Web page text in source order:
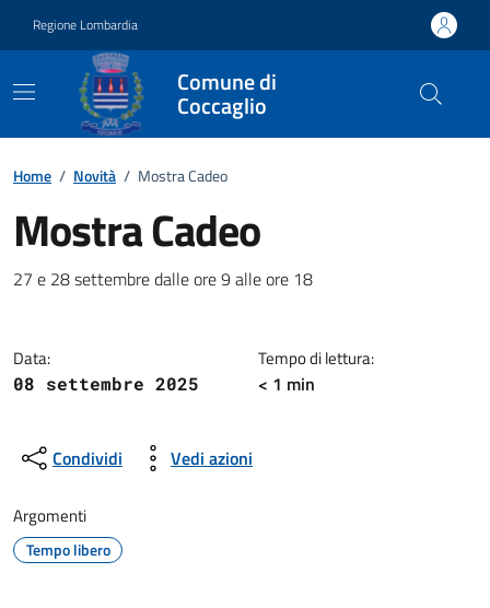
Regione Lombardia
Comune di
Coccaglio
Home / Novità / Mostra Cadeo
Mostra Cadeo
Dettagli della notizia
27 e 28 settembre dalle ore 9 alle ore 18
Data:
08 settembre 2025
Tempo di lettura:
< 1 min
Condividi Vedi azioni
Argomenti
Tempo libero